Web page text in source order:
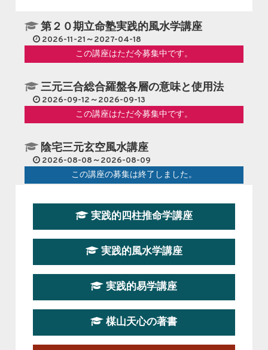
第２０期立命塾実践的風水学講座
2026-11-21～2027-04-18
この講座はただ今募集中です。
三元三合総合羅盤各層の意味と使用法
2026-09-12～2026-09-13
この講座はただ今募集中です。
陰宅三元玄空風水講座
2026-08-08～2026-08-09
この講座の募集は終了しました。
第１９期立命塾『実践的易学講座』
2026-08-22～2026-10-25
第19期立命塾実践的四柱推命学講座
2026-03-20～2026-07-19
第１９期立命塾実践的風水学講座
実践的四柱推命学講座
実践的風水学講座
実践的易学講座
楳山天心の著書